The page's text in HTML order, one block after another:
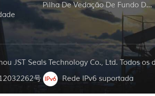
Pilha De Vedação De Fundo De Poço
JST Seals Technology Co., Ltd. Todos os
号
Rede IPv6 suportada